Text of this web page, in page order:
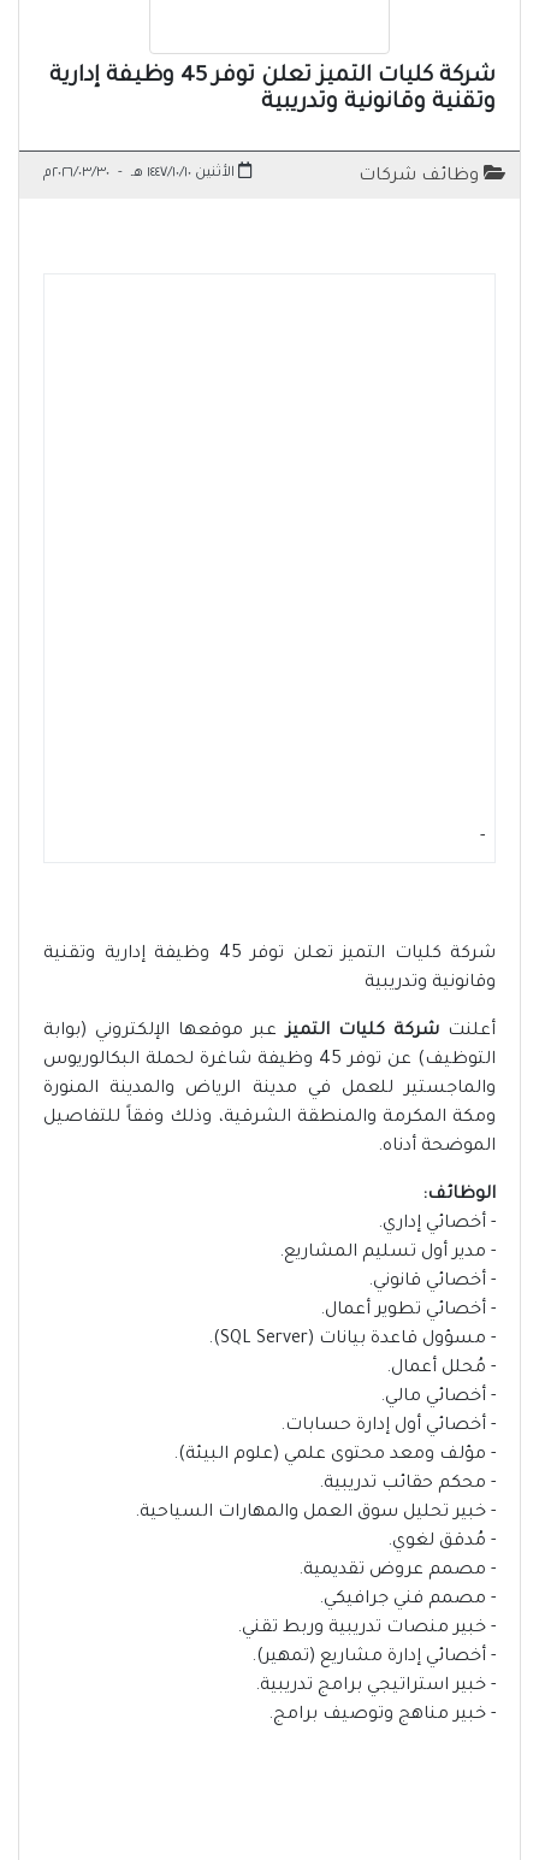
شركة كليات التميز تعلن توفر 45 وظيفة إدارية
وتقنية وقانونية وتدريبية
وظائف شركات الأثنين ١٤٤٧/١٠/١٠ هـ - ٢٠٢٦/٠٣/٣٠م
-
شركة كليات التميز تعلن توفر 45 وظيفة إدارية وتقنية
وقانونية وتدريبية
أعلنتشركة كليات التميزعبر موقعها الإلكتروني (بوابة
التوظيف) عن توفر 45 وظيفة شاغرة لحملة البكالوريوس
والماجستير للعمل في مدينة الرياض والمدينة المنورة
ومكة المكرمة والمنطقة الشرقية، وذلك وفقاً للتفاصيل
الموضحة أدناه.
الوظائف:
- أخصائي إداري.
- مدير أول تسليم المشاريع.
- أخصائي قانوني.
- أخصائي تطوير أعمال.
- مسؤول قاعدة بيانات (SQL Server).
- مُحلل أعمال.
- أخصائي مالي.
- أخصائي أول إدارة حسابات.
- مؤلف ومعد محتوى علمي (علوم البيئة).
- محكم حقائب تدريبية.
- خبير تحليل سوق العمل والمهارات السياحية.
- مُدقق لغوي.
- مصمم عروض تقديمية.
- مصمم فني جرافيكي.
- خبير منصات تدريبية وربط تقني.
- أخصائي إدارة مشاريع (تمهير).
- خبير استراتيجي برامج تدريبية.
- خبير مناهج وتوصيف برامج.